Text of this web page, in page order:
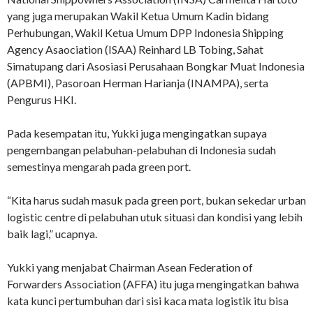
yang juga merupakan Wakil Ketua Umum Kadin bidang
Perhubungan, Wakil Ketua Umum DPP Indonesia Shipping
Agency Asaociation (ISAA) Reinhard LB Tobing, Sahat
Simatupang dari Asosiasi Perusahaan Bongkar Muat Indonesia
(APBMI), Pasoroan Herman Harianja (INAMPA), serta
Pengurus HKI.
Pada kesempatan itu, Yukki juga mengingatkan supaya
pengembangan pelabuhan-pelabuhan di Indonesia sudah
semestinya mengarah pada green port.
“Kita harus sudah masuk pada green port, bukan sekedar urban
logistic centre di pelabuhan utuk situasi dan kondisi yang lebih
baik lagi,” ucapnya.
Yukki yang menjabat Chairman Asean Federation of
Forwarders Association (AFFA) itu juga mengingatkan bahwa
kata kunci pertumbuhan dari sisi kaca mata logistik itu bisa